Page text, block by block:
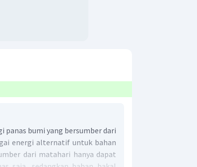
panas bumi yang bersumber dari
energi alternatif untuk bahan
dari matahari hanya dapat